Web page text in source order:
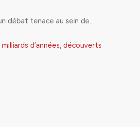
débat tenace au sein de…
d’années, découverts